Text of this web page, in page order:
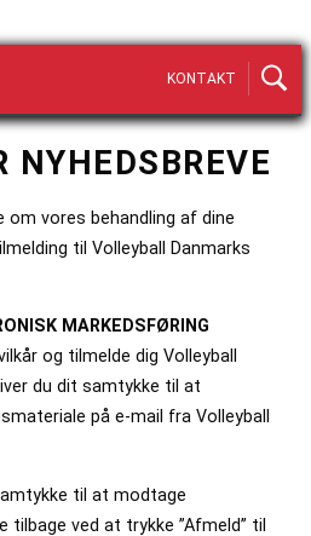
KONTAKT
NYHEDSBREVE
om vores behandling af dine
til Volleyball Danmarks
MARKEDSFØRING
og tilmelde dig Volleyball
du dit samtykke til at
på e-mail fra Volleyball
til at modtage
ved at trykke ”Afmeld” til